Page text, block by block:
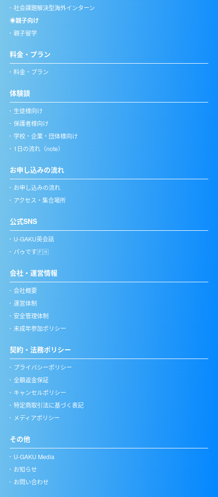
社会課題解決型海外インターン
◉親子向け
親子留学
料金・プラン
料金・プラン
体験談
生徒様向け
保護者様向け
学校・企業・団体様向け
1日の流れ（note）
お申し込みの流れ
お申し込みの流れ
アクセス・集合場所
公式SNS
U-GAKU英会話
パゥです🇵🇭
会社・運営情報
会社概要
運営体制
安全管理体制
未成年参加ポリシー
契約・法務ポリシー
プライバシーポリシー
全額返金保証
キャンセルポリシー
特定商取引法に基づく表記
メディアポリシー
その他
U-GAKU Media
お知らせ
お問い合わせ